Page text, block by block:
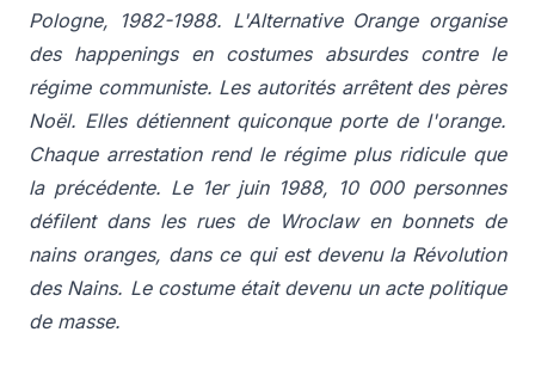
Pologne, 1982-1988. L'Alternative Orange organise
des happenings en costumes absurdes contre le
régime communiste. Les autorités arrêtent des pères
Noël. Elles détiennent quiconque porte de l'orange.
Chaque arrestation rend le régime plus ridicule que
la précédente. Le 1er juin 1988, 10 000 personnes
défilent dans les rues de Wroclaw en bonnets de
nains oranges, dans ce qui est devenu la Révolution
des Nains. Le costume était devenu un acte politique
de masse.